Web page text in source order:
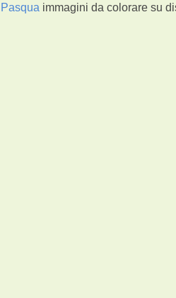
Pasqua immagini da colorare su